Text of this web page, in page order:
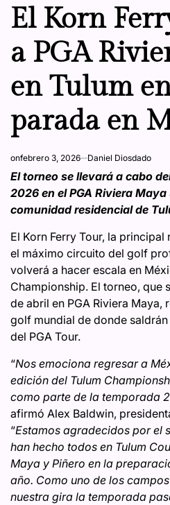
IN
El Korn
a PGA
en Tulum
parada en
onfebrero 3, 2026 Daniel Diosdado
El torneo se llevará a cabo
2026 en el PGA Riviera
comunidad residencial de
El Korn Ferry Tour, la
el máximo circuito del golf
volverá a hacer escala en
Championship. El torneo, que
de abril en PGA Riviera Maya,
golf mundial de donde
del PGA Tour.
“Nos emociona regresar a
edición del Tulum
como parte de la temporada
afirmó Alex Baldwin,
“Estamos agradecidos por el
han hecho todos en Tulum
Maya y Piñero en la
año. Como uno de los
nuestra gira la temporada